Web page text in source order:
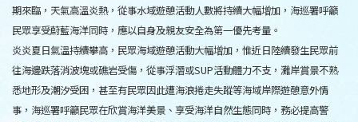
期來臨，天氣高溫炎熱，從事水域遊憩活動人數將持續大幅增加，海巡署呼籲
民眾享受蔚藍海洋同時，應以自身及親友安全為第一優先考量。
炎炎夏日氣溫持續攀高，民眾海域遊憩活動大幅增加，惟近日陸續發生民眾前
往海邊跌落消波塊或礁岩受傷，從事浮潛或SUP活動體力不支，灘岸賞景不熟
悉地形及潮汐受困，甚至有民眾因此遭海浪捲走失蹤等海域岸際遊憩意外情
事，海巡署呼籲民眾在欣賞海洋美景、享受海洋自然生態同時，務必提高警